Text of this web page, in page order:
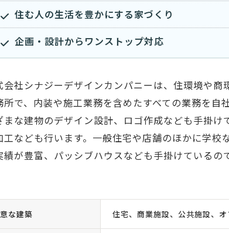
住む人の生活を豊かにする家づくり
企画・設計からワンストップ対応
会社シナジーデザインカンパニーは、住環境や
所で、内装や施工業務を含めたすべての業務を自
まな建物のデザイン設計、ロゴ作成なども手掛
工なども行います。一般住宅や店舗のほかに学校
績が豊富、パッシブハウスなども手掛けているの
な建築 住宅、商業施設、公共施設、オ